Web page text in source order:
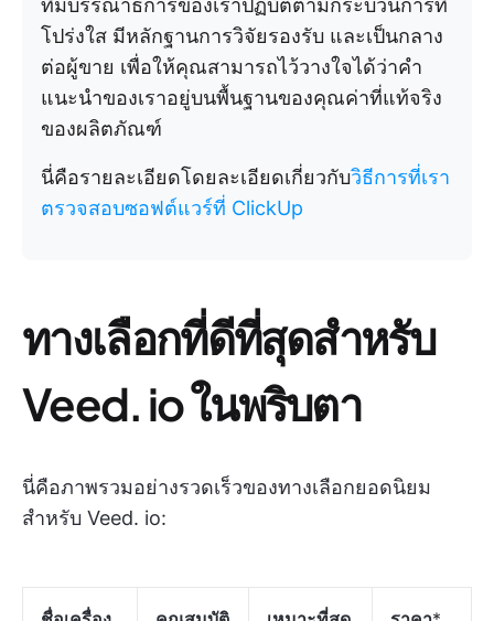
ทีมบรรณาธิการของเราปฏิบัติตามกระบวนการที่
โปร่งใส มีหลักฐานการวิจัยรองรับ และเป็นกลาง
ต่อผู้ขาย เพื่อให้คุณสามารถไว้วางใจได้ว่าคำ
แนะนำของเราอยู่บนพื้นฐานของคุณค่าที่แท้จริง
ของผลิตภัณฑ์
นี่คือรายละเอียดโดยละเอียดเกี่ยวกับวิธีการที่เรา
ตรวจสอบซอฟต์แวร์ที่ ClickUp
ทางเลือกที่ดีที่สุดสำหรับ
Veed. io ในพริบตา
นี่คือภาพรวมอย่างรวดเร็วของทางเลือกยอดนิยม
สำหรับ Veed. io: